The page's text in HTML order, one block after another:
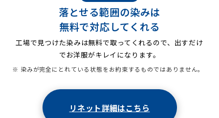
落とせる範囲の染みは
無料で対応してくれる
工場で見つけた染みは無料で取ってくれるので、出すだけ
でお洋服がキレイになります。
※ 染みが完全にとれている状態をお約束するものではありません。
リネット詳細はこちら